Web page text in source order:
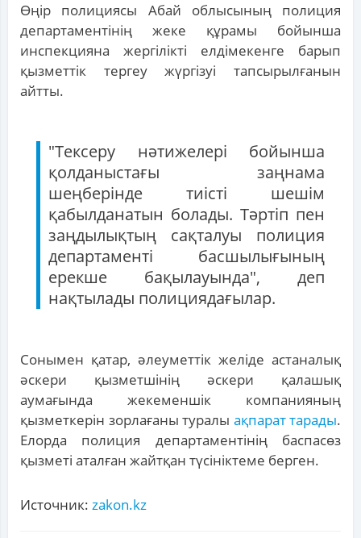
Өңір полициясы Абай облысының полиция
департаментінің жеке құрамы бойынша
инспекцияна жергілікті елдімекенге барып
қызметтік тергеу жүргізуі тапсырылғанын
айтты.
"Тексеру нәтижелері бойынша
қолданыстағы заңнама
шеңберінде тиісті шешім
қабылданатын болады. Тәртіп пен
заңдылықтың сақталуы полиция
департаменті басшылығының
ерекше бақылауында", деп
нақтылады полициядағылар.
Сонымен қатар, әлеуметтік желіде астаналық
әскери қызметшінің әскери қалашық
аумағында жекеменшік компанияның
қызметкерін зорлағаны туралы ақпарат тарады.
Елорда полиция департаментінің баспасөз
қызметі аталған жайтқан түсініктеме берген.
Источник: zakon.kz